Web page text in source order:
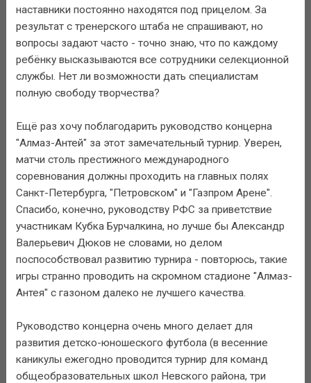
наставники постоянно находятся под прицелом. За
результат с тренерского штаба не спрашивают, но
вопросы задают часто - точно знаю, что по каждому
ребёнку высказываются все сотрудники селекционной
службы. Нет ли возможности дать специалистам
полную свободу творчества?
Ещё раз хочу поблагодарить руководство концерна
"Алмаз-Антей" за этот замечательный турнир. Уверен,
матчи столь престижного международного
соревнования должны проходить на главных полях
Санкт-Петербурга, "Петровском" и "Газпром Арене".
Спасибо, конечно, руководству РФС за приветствие
участникам Кубка Бурчалкина, но лучше бы Александр
Валерьевич Дюков не словами, но делом
поспособствовал развитию турнира - повторюсь, такие
игры странно проводить на скромном стадионе "Алмаз-
Антея" с газоном далеко не лучшего качества.
Руководство концерна очень много делает для
развития детско-юношеского футбола (в весенние
каникулы ежегодно проводится турнир для команд
общеобразовательных школ Невского района, три